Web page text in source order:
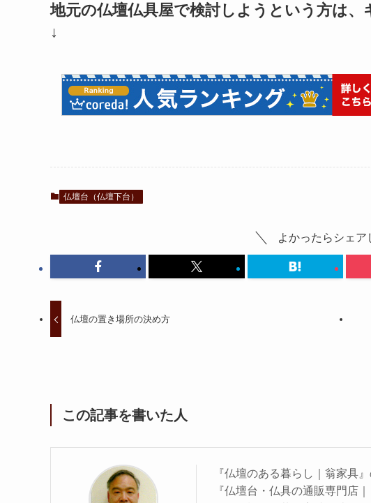
地元の仏壇仏具屋で検討しようという方は
↓
仏壇台（仏壇下台）
よかったらシェア
仏壇の置き場所の決め方
この記事を書いた人
『仏壇のある暮らし｜翁家具
『仏壇台・仏具の通販専門店